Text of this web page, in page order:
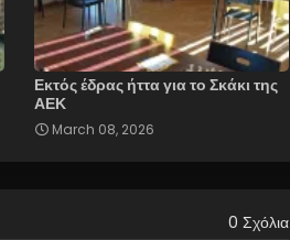
Εκτός έδρας ήττα για το Σκάκι της
ΑΕΚ
March 08, 2026
0 Σχόλια